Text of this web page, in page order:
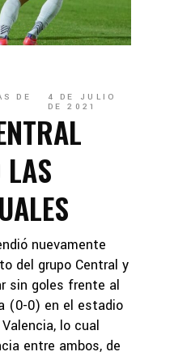
DE
4 DE JULIO
DE 2021
nuevamente
del grupo Central y
sin goles frente al
(0-0) en el estadio
lo cual
entre ambos, de